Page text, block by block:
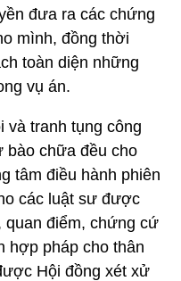
đưa ra các chứng
mình, đồng thời
toàn diện những
vụ án.
và tranh tụng công
bào chữa đều cho
tâm điều hành phiên
các luật sư được
quan điểm, chứng cứ
hợp pháp cho thân
Hội đồng xét xử